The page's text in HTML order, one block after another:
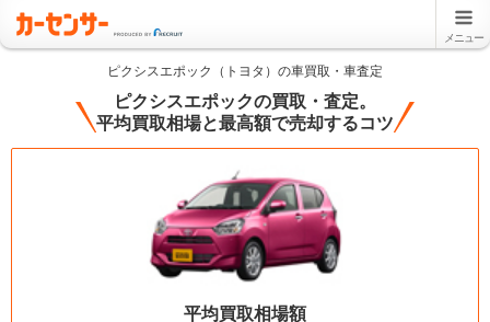
メニュー
ピクシスエポック（トヨタ）の車買取・車査定
ピクシスエポックの買取・査定。
平均買取相場と最高額で売却するコツ
平均買取相場額